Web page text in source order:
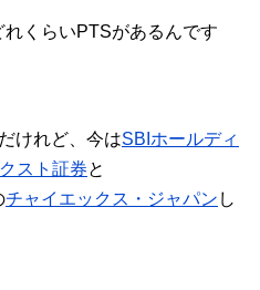
くらいPTSがあるんです
けれど、今はSBIホールディ
スト証券と
チャイエックス・ジャパン し